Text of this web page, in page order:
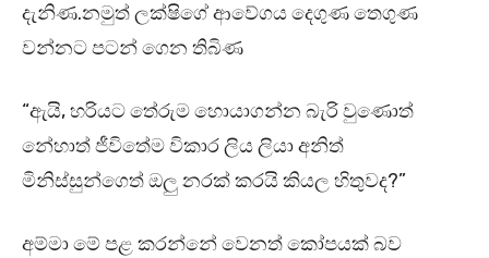
දැනිණ.නමුත් ලක්ෂිගේ ආවේගය දෙගුණ තෙගුණ
වන්නට පටන් ගෙන තිබිණ
“ඇයි, හරියට තේරුම හොයාගන්න බැරි වුණොත්
නේහාත් ජීවිතේම විකාර ලිය ලියා අනිත්
මිනිස්සුන්ගෙත් ඔලු නරක් කරයි කියල හිතුවද?”
අම්මා මේ පළ කරන්නේ වෙනත් කෝපයක් බව